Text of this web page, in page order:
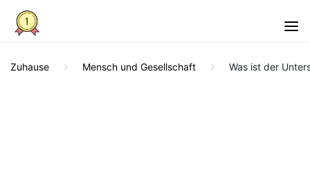
Zuhause Mensch und Gesellschaft Was ist der